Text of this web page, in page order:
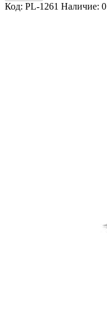
Код: PL-1261 Наличие: 0